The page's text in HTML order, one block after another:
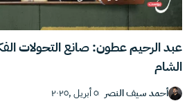
عبد الرحيم عطون: صانع التحولات
الشام
أحمد سيف النصر ٥ أبريل ,٢٠٢٥